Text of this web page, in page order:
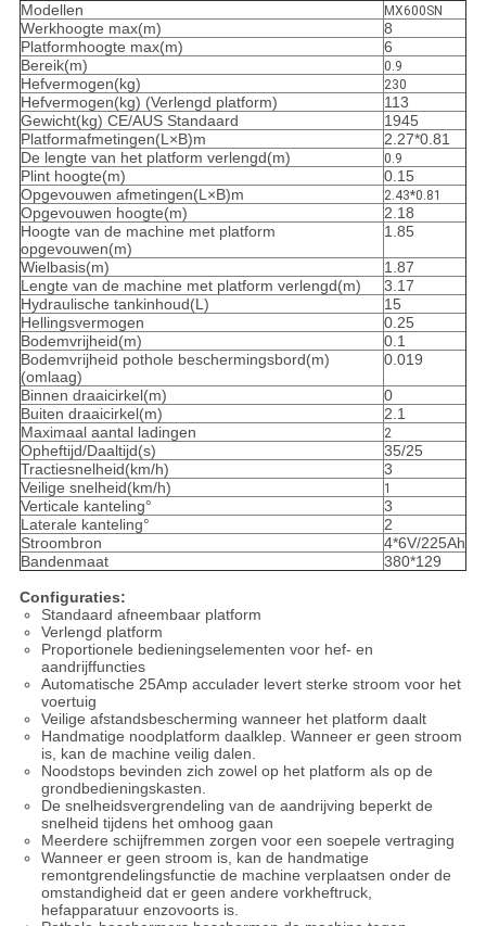
Modellen
MX600SN
Werkhoogte max(m)
8
Platformhoogte max(m)
6
Bereik(m)
0.9
Hefvermogen(kg) 230
Hefvermogen(kg) (Verlengd platform)
113
Gewicht(kg) CE/AUS Standaard
1945
Platformafmetingen(L×B)m
2.27*0.81
De lengte van het platform verlengd(m)
0.9
Plint hoogte(m)
0.15
Opgevouwen afmetingen(L×B)m
2.43*0.81
Opgevouwen hoogte(m)
2.18
Hoogte van de machine met platform
opgevouwen(m)
1.85
Wielbasis(m)
1.87
Lengte van de machine met platform verlengd(m)
3.17
Hydraulische tankinhoud(L)
15
Hellingsvermogen
0.25
Bodemvrijheid(m)
0.1
Bodemvrijheid pothole beschermingsbord(m)
(omlaag)
0.019
Binnen draaicirkel(m)
0
Buiten draaicirkel(m)
2.1
Maximaal aantal ladingen
2
Opheftijd/Daaltijd(s)
35/25
Tractiesnelheid(km/h)
3
Veilige snelheid(km/h)
1
Verticale kanteling°
3
Laterale kanteling°
2
Stroombron
4*6V/225Ah
Bandenmaat
380*129
Configuraties:
Standaard afneembaar platform
Verlengd platform
Proportionele bedieningselementen voor hef- en
aandrijffuncties
Automatische 25Amp acculader levert sterke stroom voor het
voertuig
Veilige afstandsbescherming wanneer het platform daalt
Handmatige noodplatform daalklep. Wanneer er geen stroom
is, kan de machine veilig dalen.
Noodstops bevinden zich zowel op het platform als op de
grondbedieningskasten.
De snelheidsvergrendeling van de aandrijving beperkt de
snelheid tijdens het omhoog gaan
Meerdere schijfremmen zorgen voor een soepele vertraging
Wanneer er geen stroom is, kan de handmatige
remontgrendelingsfunctie de machine verplaatsen onder de
omstandigheid dat er geen andere vorkheftruck,
hefapparatuur enzovoorts is.